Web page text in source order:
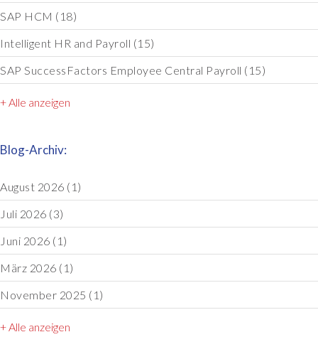
SAP HCM (18)
Intelligent HR and Payroll (15)
SAP SuccessFactors Employee Central Payroll (15)
+ Alle anzeigen
Blog-Archiv:
August 2026 (1)
Juli 2026 (3)
Juni 2026 (1)
März 2026 (1)
November 2025 (1)
+ Alle anzeigen